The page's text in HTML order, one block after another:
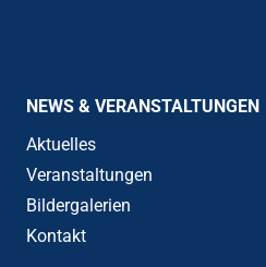
NEWS & VERANSTALTUNGEN
Aktuelles
Veranstaltungen
Bildergalerien
Kontakt